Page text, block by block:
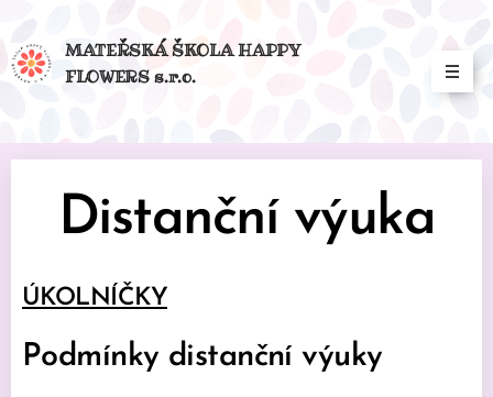
MATEŘSKÁ ŠKOLA HAPPY
FLOWERS s.r.o.
Distanční výuka
ÚKOLNÍČKY
Podmínky distanční výuky